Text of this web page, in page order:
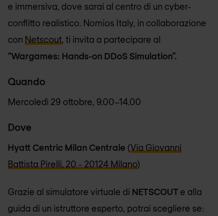
e immersiva, dove sarai al centro di un cyber-
conflitto realistico. Nomios Italy, in collaborazione
con Netscout, ti invita a partecipare al
“Wargames: Hands-on DDoS Simulation”.
Quando
Mercoledì 29 ottobre, 9.00–14.00
Dove
Hyatt Centric Milan Centrale (Via Giovanni
Battista Pirelli, 20 - 20124 Milano)
Grazie al simulatore virtuale di NETSCOUT e alla
guida di un istruttore esperto, potrai scegliere se: